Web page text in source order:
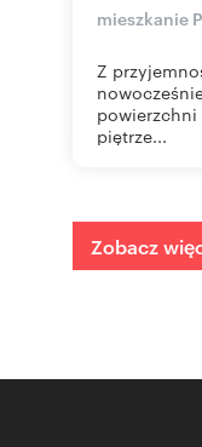
mieszkanie
Z
powierzchni
piętrze...
Zobacz